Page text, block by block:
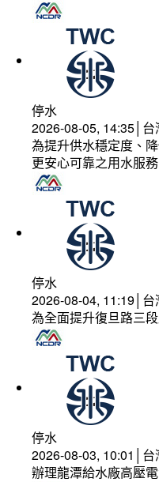
停水
2026-08-05, 14:35│
為提升供水穩定度、
更安心可靠之用水服務
停水
2026-08-04, 11:19│
為全面提升復旦路三
停水
2026-08-03, 10:01│
辦理龍潭給水廠高壓